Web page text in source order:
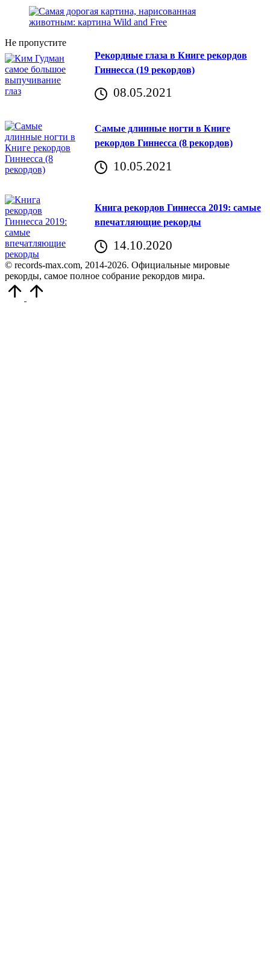
Не пропустите
Рекордные глаза в Книге рекордов
Гиннесса (19 рекордов)
08.05.2021
Самые длинные ногти в Книге
рекордов Гиннесса (8 рекордов)
10.05.2021
Книга рекордов Гиннесса 2019: самые
впечатляющие рекорды
14.10.2020
© records-max.com, 2014-2026. Официальные мировые
рекорды, самое полное собрание рекордов мира.